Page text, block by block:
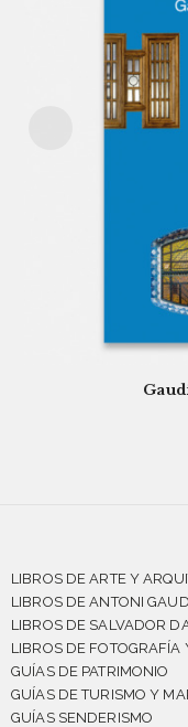
LIBROS DE ARTE Y
LIBROS DE ANTONI
LIBROS DE SALVADOR
LIBROS DE FOTOGRAFÍA
GUÍAS DE PATRIMONIO
GUÍAS DE TURISMO Y
GUÍAS SENDERISMO